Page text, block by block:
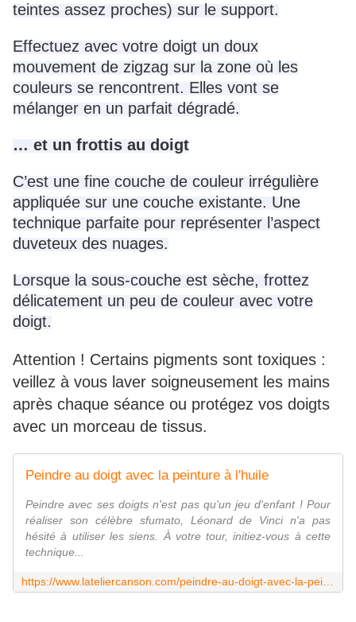
teintes assez proches) sur le support.
Effectuez avec votre doigt un doux
mouvement de zigzag sur la zone où les
couleurs se rencontrent. Elles vont se
mélanger en un parfait dégradé.
… et un frottis au doigt
C’est une fine couche de couleur irrégulière
appliquée sur une couche existante. Une
technique parfaite pour représenter l’aspect
duveteux des nuages.
Lorsque la sous-couche est sèche, frottez
délicatement un peu de couleur avec votre
doigt.
Attention ! Certains pigments sont toxiques :
veillez à vous laver soigneusement les mains
après chaque séance ou protégez vos doigts
avec un morceau de tissus.
Peindre au doigt avec la peinture à l'huile
Peindre avec ses doigts n'est pas qu'un jeu d'enfant ! Pour
réaliser son célèbre sfumato, Léonard de Vinci n'a pas
hésité à utiliser les siens. À votre tour, initiez-vous à cette
technique...